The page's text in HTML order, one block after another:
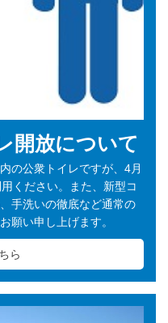
開放について
の公衆トイレですが、4月
ください。また、新型コ
手洗いの徹底など通常の
願い申し上げます。
ら